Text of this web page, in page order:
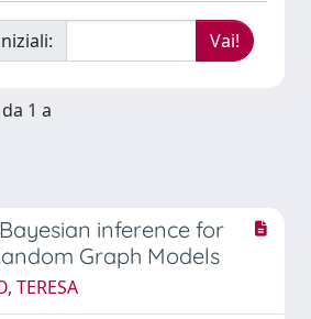
1 a
inference for
Graph Models
TERESA